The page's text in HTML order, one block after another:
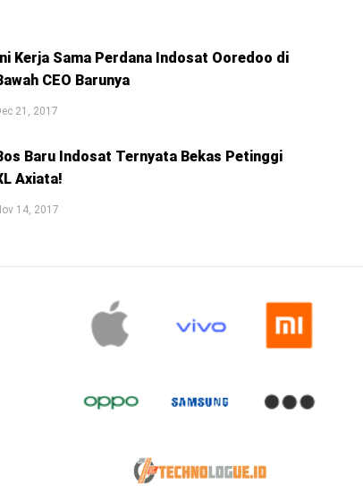
Kerja Sama Perdana Indosat Ooredoo di
CEO Barunya
21, 2017
Baru Indosat Ternyata Bekas Petinggi
Axiata!
14, 2017